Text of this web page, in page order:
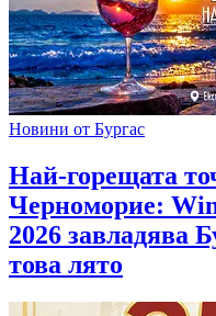
Новини от Бургас
Най-горещата
Черноморие:
2026 завладява
това лято